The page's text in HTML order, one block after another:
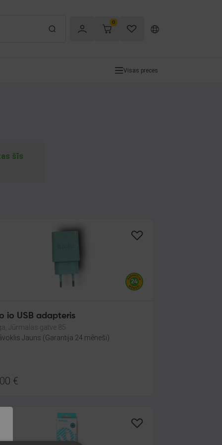
0
Visas preces
šīs
io USB adapteris
Jūrmalas gatve 85
Jauns (Garantija 24 mēneši)
€